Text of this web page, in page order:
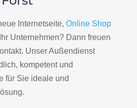
Internetseite, Online Shop
Unternehmen? Dann freuen
Unser Außendienst
kompetent und
für Sie ideale und